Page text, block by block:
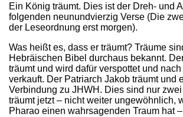
Ein König träumt. Dies ist der Dreh- und
folgenden neunundvierzig Verse (Die
der Leseordnung erst morgen).
Was heißt es, dass er träumt? Träume
Hebräischen Bibel durchaus bekannt.
träumt und wird dafür verspottet und
verkauft. Der Patriarch Jakob träumt und
Verbindung zu JHWH. Dies sind nur
träumt jetzt – nicht weiter ungewöhnlich,
Pharao einen wahrsagenden Traum hat